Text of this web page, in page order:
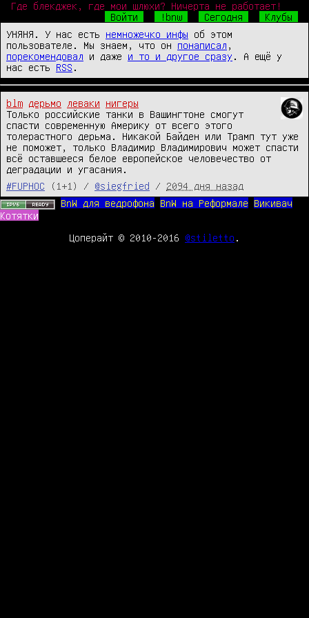
Где блекджек, где мои шлюхи? Ничерта не работает!
Войти
!bnw Сегодня
Клубы
УНЯНЯ. У нас есть немножечко инфы об этом
пользователе. Мы знаем, что он понаписал
порекомендовал и даже и то и другое сразу . А ещё у
нас есть RSS
blm дерьмо леваки
нигеры
Только российские танки в Вашингтоне смогут
спасти современную Америку от всего этого
толерастного дерьма. Никакой Байден или Трамп тут уже
не поможет, только Владимир Владимирович может спасти
всё оставшееся белое европейское человечество от
деградации и угасания.
#FUPHOC
(1+1) / @siegfried / 2094 дня назад
BnW для ведрофона
BnW на Реформале
Викивач
Котятки
Цоперайт © 2010-2016 @stiletto